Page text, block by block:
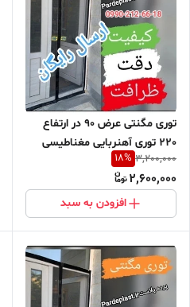
توری مگنتی عرض 90 در ارتفاع
220 توری آهنربایی مغناطیسی
مگنتیک توری پشه پشه بند پرده
مگنتی پرده توری بالکن توری
مغازه پرده مغازه
3,200,000
18%
2,600,000
افزودن به سبد